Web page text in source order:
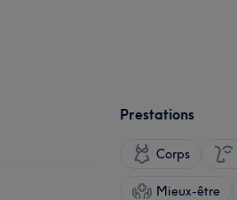
Prestations
Corps
Mieux-être